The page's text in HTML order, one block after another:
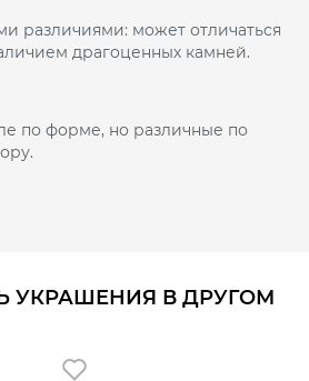
различиями: может отличаться
драгоценных камней.
по форме, но различные по
УКРАШЕНИЯ В ДРУГОМ